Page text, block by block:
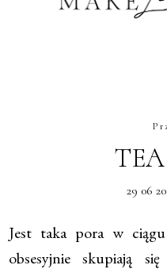
29 06
Jest taka pora w
obsesyjnie skupiają